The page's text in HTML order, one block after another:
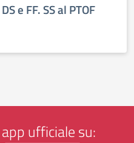
e FF. SS al PTOF
ufficiale su: